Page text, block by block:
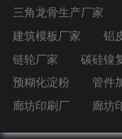
三角龙骨生产厂家
建筑模板厂家
铝
链轮厂家
碳硅镍
预糊化淀粉
管件
廊坊印刷厂
廊坊